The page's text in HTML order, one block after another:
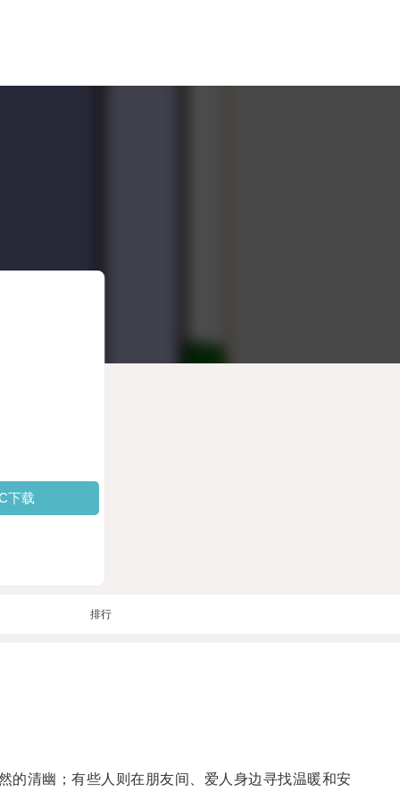
下载
排行
清幽；有些人则在朋友间、爱人身边寻找温暖和安